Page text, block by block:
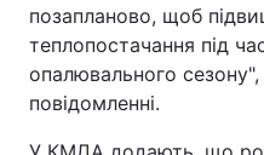
позапланово, щоб
теплопостачання під
опалювального
повідомленні.